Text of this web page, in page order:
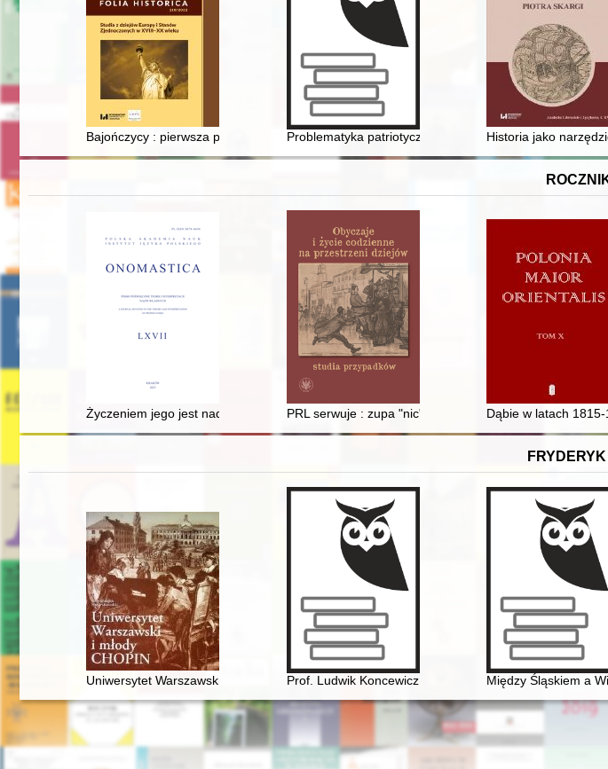
Bajończycy : pierwsza polska jednostka walcząca na froncie zachodnim w latach 1914-
Problematyka patriotyczna na łamach "Ateneum
Historia jako
Życzeniem jego jest nadać mu imię Wincenty Kadłubek" : imię i kult błogosławionego
PRL serwuje : zupa "nic", schab z mortadeli, sałatka "byle
Dąbie w latach
Uniwersytet Warszawski i młody ChopinProf. Ludwik Koncewicz (1790-1857). Nauczyciel
Między Śląskiem a